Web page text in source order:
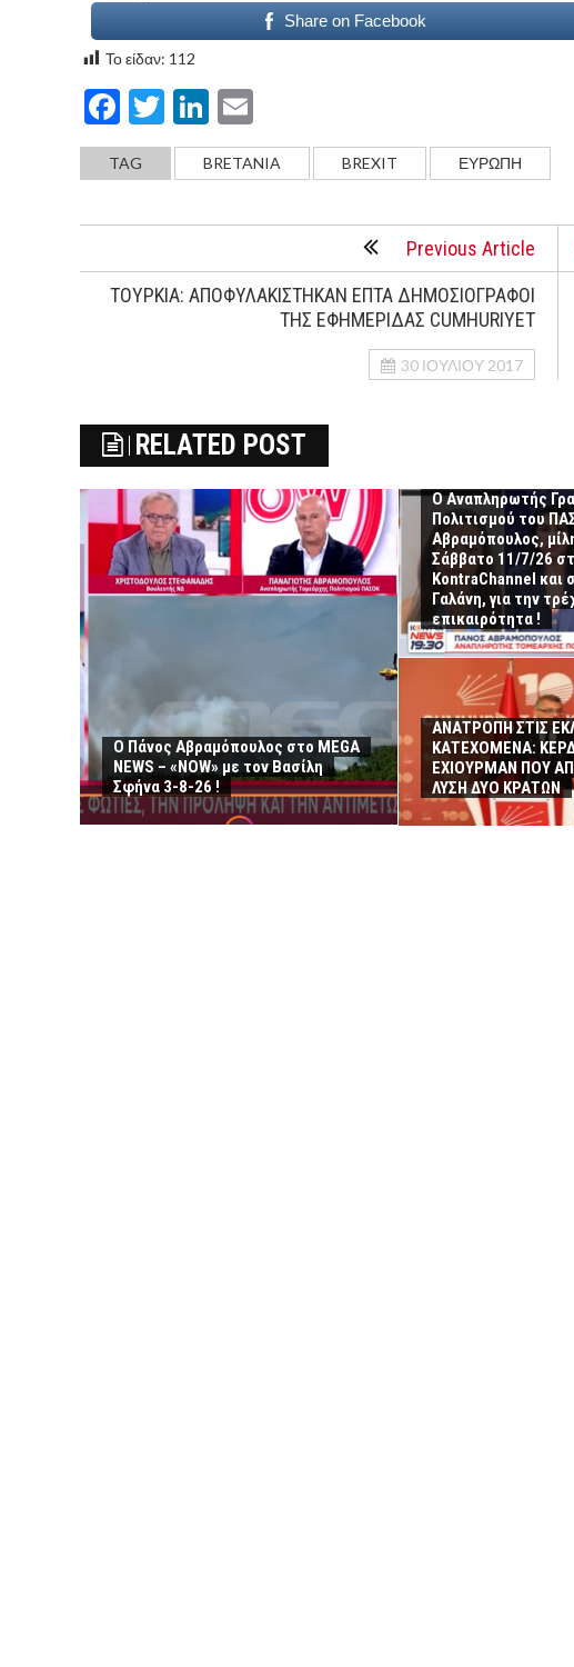
Share on Facebook
Το είδαν: 112
Facebook
TwitterLinkedIn
TAG BRETANIA BREXIT ΕΥΡΩΠΗ
Previous Article
ΤΟΥΡΚΙΑ: ΑΠΟΦΥΛΑΚΙΣΤΗΚΑΝ ΕΠΤΑ ΔΗΜΟΣΙΟΓΡΑΦΟΙ
ΤΗΣ ΕΦΗΜΕΡΙΔΑΣ CUMHURIYET
30 ΙΟΥΛΊΟΥ 2017
RELATED POST
Ο Πάνος Αβραμόπουλος στο MEGA
NEWS – «NOW» με τον Βασίλη
Σφήνα 3-8-26 !
Ο Αναπληρωτής
Πολιτισμού του
Αβραμόπουλος,
Σάββατο 11/7/26
KontraChannel και
Γαλάνη, για την
επικαιρότητα !
ΑΝΑΤΡΟΠΗ ΣΤΙΣ
ΚΑΤΕΧΟΜΕΝΑ:
ΕΧΙΟΥΡΜΑΝ ΠΟΥ
ΛΥΣΗ ΔΥΟ ΚΡΑΤΩΝ